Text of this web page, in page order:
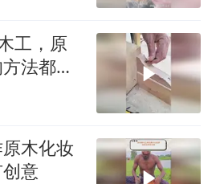
工，原
法都是
木化妆
意